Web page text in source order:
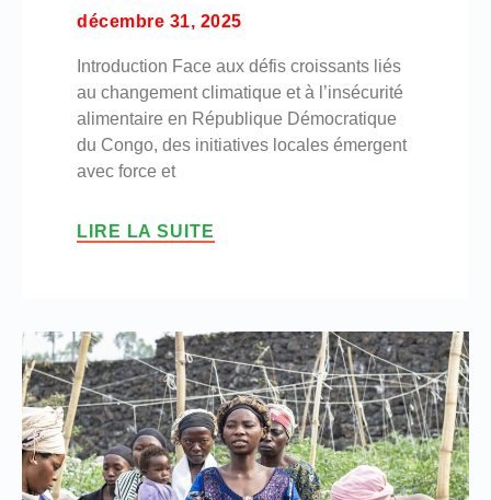
décembre 31, 2025
Introduction Face aux défis croissants liés
au changement climatique et à l’insécurité
alimentaire en République Démocratique
du Congo, des initiatives locales émergent
avec force et
LIRE LA SUITE